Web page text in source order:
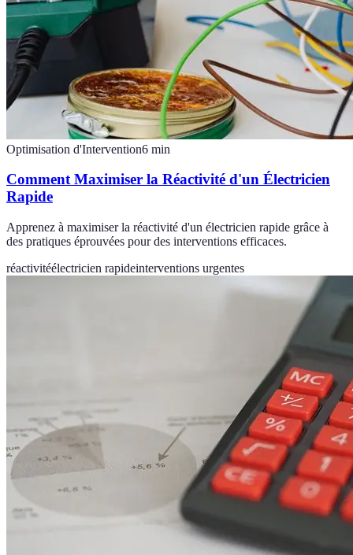
Optimisation d'Intervention6 min
Comment Maximiser la Réactivité d'un Électricien
Rapide
Apprenez à maximiser la réactivité d'un électricien rapide grâce à
des pratiques éprouvées pour des interventions efficaces.
réactivitéélectricien rapideinterventions urgentes